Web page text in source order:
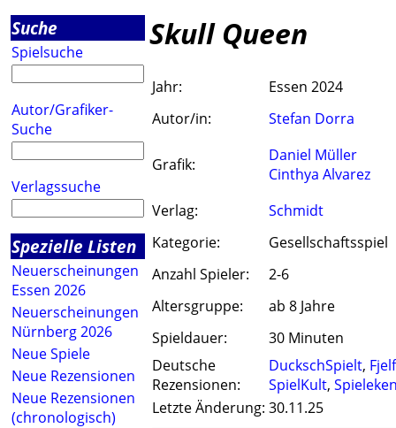
Suche
Spielsuche
Autor/Grafiker-
Suche
Verlagssuche
Spezielle Listen
Neuerscheinungen
Essen 2026
Neuerscheinungen
Nürnberg 2026
Neue Spiele
Neue Rezensionen
Neue Rezensionen
(chronologisch)
Skull Queen
Jahr:
Essen 2024
Autor/in:
Stefan Dorra
Grafik:
Daniel Müller
Cinthya Alvarez
Verlag:
Schmidt
Kategorie:
Gesellschaftsspiel
Anzahl Spieler:
2-6
Altersgruppe:
ab 8 Jahre
Spieldauer:
30 Minuten
Deutsche
Rezensionen:
DuckschSpielt,
SpielKult,
Letzte Änderung: 30.11.25